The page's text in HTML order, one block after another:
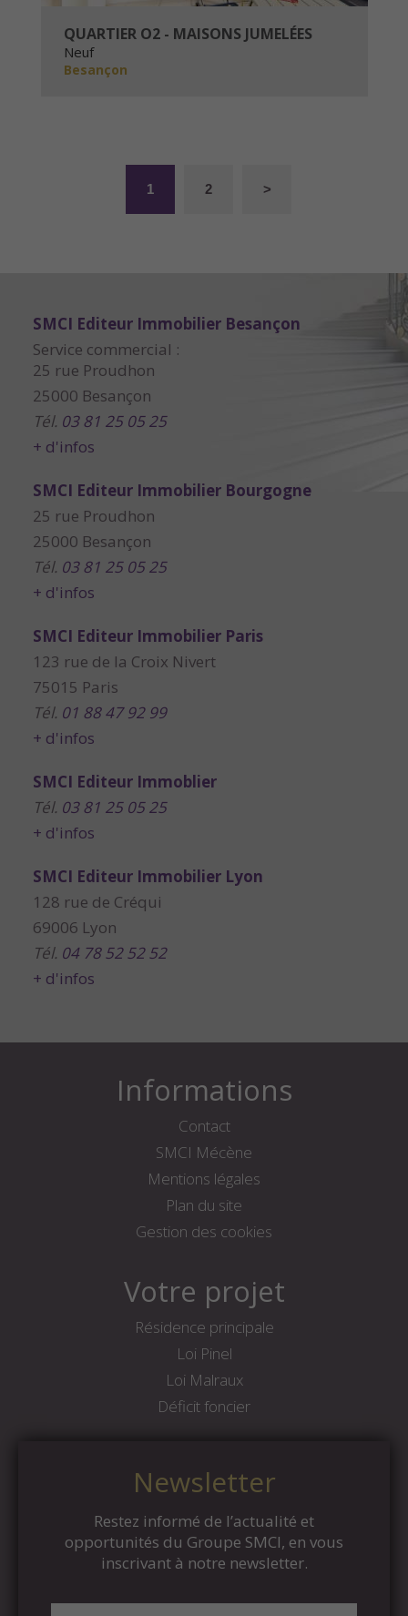
QUARTIER O2 - MAISONS JUMELÉES
Neuf
Besançon
1 2 >
SMCI Editeur Immobilier Besançon
Service commercial :
25 rue Proudhon
25000 Besançon
Tél. 03 81 25 05 25
+ d'infos
SMCI Editeur Immobilier Bourgogne
25 rue Proudhon
25000 Besançon
Tél. 03 81 25 05 25
+ d'infos
SMCI Editeur Immobilier Paris
123 rue de la Croix Nivert
75015 Paris
Tél. 01 88 47 92 99
+ d'infos
SMCI Editeur Immoblier
Tél. 03 81 25 05 25
+ d'infos
SMCI Editeur Immobilier Lyon
128 rue de Créqui
69006 Lyon
Tél. 04 78 52 52 52
+ d'infos
Informations
Contact
SMCI Mécène
Mentions légales
Plan du site
Gestion des cookies
Votre projet
Résidence principale
Loi Pinel
Loi Malraux
Déficit foncier
Newsletter
Restez informé de l’actualité et
opportunités du Groupe SMCI, en vous
inscrivant à notre newsletter.